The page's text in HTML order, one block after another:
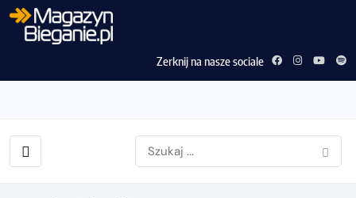
Zerknij na nasze sociale